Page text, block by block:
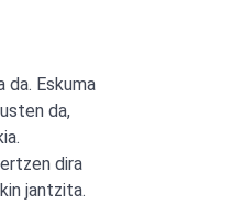
da. Eskuma
da,
dira
jantzita.